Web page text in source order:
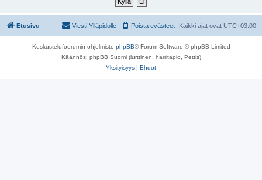
Etusivu Kaikki ajat ovat UTC+03:00
Poista evästeet
Viesti Ylläpidolle
Keskustelufoorumin ohjelmisto phpBB® Forum Software © phpBB Limited
Käännös: phpBB Suomi (lurttinen, harritapio, Pettis)
Yksityisyys | Ehdot